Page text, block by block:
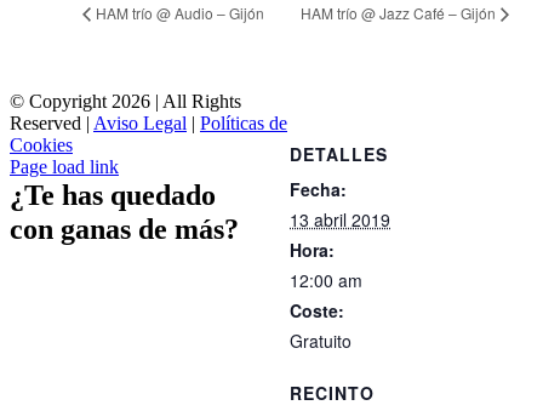
HAM trío @ Audio – Gijón HAM trío @ Jazz Café – Gijón
DETALLES
Fecha:
13 abril 2019
Hora:
12:00 am
Coste:
Gratuito
RECINTO
© Copyright 2026 | All Rights
Reserved | Aviso Legal | Políticas de
Cookies
Facebook
YouTube
Instagram
WhatsApp
Correo
electrónico
Page load link
¿Te has quedado
con ganas de más?